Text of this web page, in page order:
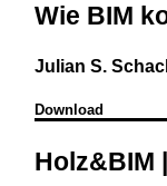
Wie BIM
Julian S.
Download
Holz&BIM